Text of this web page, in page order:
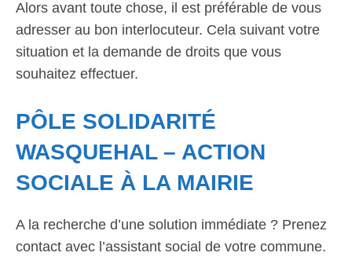
Alors avant toute chose, il est préférable de vous
adresser au bon interlocuteur. Cela suivant votre
situation et la demande de droits que vous
souhaitez effectuer.
PÔLE SOLIDARITÉ
WASQUEHAL – ACTION
SOCIALE À LA MAIRIE
A la recherche d’une solution immédiate ? Prenez
contact avec l’assistant social de votre commune.